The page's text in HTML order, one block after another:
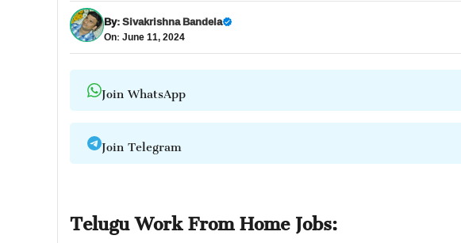
By:Sivakrishna Bandela
On: June 11, 2024
Join WhatsApp
Join Telegram
Telugu Work From Home Jobs: